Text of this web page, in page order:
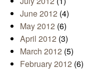
June 2012 (4)
May 2012 (6)
April 2012 (3)
March 2012 (5)
February 2012 (6)